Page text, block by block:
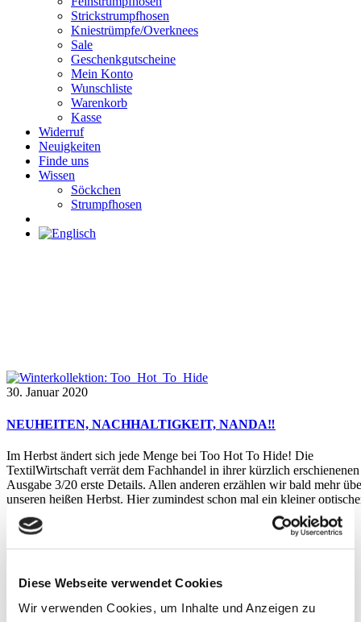
Diese Webseite verwendet Cookies
Wir verwenden Cookies, um Inhalte und Anzeigen zu
Strickstrumpfhosen
Kniestrümpfe/Overknees
Sale
Geschenkgutscheine
Mein Konto
Wunschliste
Warenkorb
Kasse
Widerruf
Neuigkeiten
Finde uns
Wissen
Söckchen
Strumpfhosen
30. Januar 2020
NEUHEITEN, NACHHALTIGKEIT, NANDA‼️
Im Herbst ändert sich jede Menge bei Too Hot To Hide! Die
TextilWirtschaft verrät dem Fachhandel in ihrer kürzlich erschienenen
Ausgabe 3/20 erste Details. Allen anderen erzählen wir bald mehr
unseren heißen Herbst. Hier zumindest schon mal ein kleiner
Vorgeschmack...
Seek Berlin- 2H2H war dabei